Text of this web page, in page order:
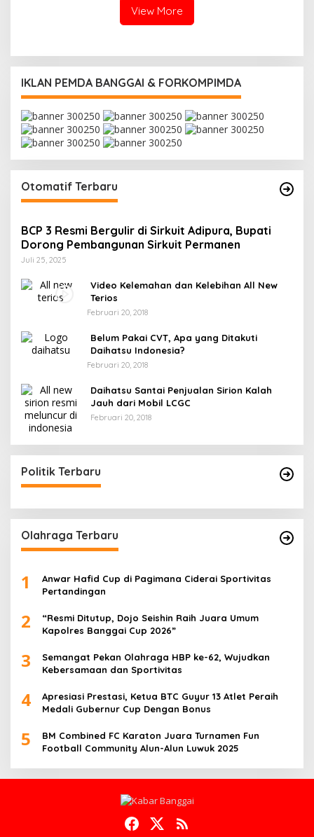
View More
IKLAN PEMDA BANGGAI & FORKOMPIMDA
Otomatif Terbaru
BCP 3 Resmi Bergulir di Sirkuit Adipura, Bupati
Dorong Pembangunan Sirkuit Permanen
Juli 25, 2025
Video Kelemahan dan Kelebihan All New
Terios
Februari 20, 2018
Belum Pakai CVT, Apa yang Ditakuti
Daihatsu Indonesia?
Februari 20, 2018
Daihatsu Santai Penjualan Sirion Kalah
Jauh dari Mobil LCGC
Februari 20, 2018
Politik Terbaru
Olahraga Terbaru
1
Anwar Hafid Cup di Pagimana Ciderai Sportivitas
Pertandingan
2
“Resmi Ditutup, Dojo Seishin Raih Juara Umum
Kapolres Banggai Cup 2026”
3
Semangat Pekan Olahraga HBP ke-62, Wujudkan
Kebersamaan dan Sportivitas
4
Apresiasi Prestasi, Ketua BTC Guyur 13 Atlet Peraih
Medali Gubernur Cup Dengan Bonus
5
BM Combined FC Karaton Juara Turnamen Fun
Football Community Alun-Alun Luwuk 2025